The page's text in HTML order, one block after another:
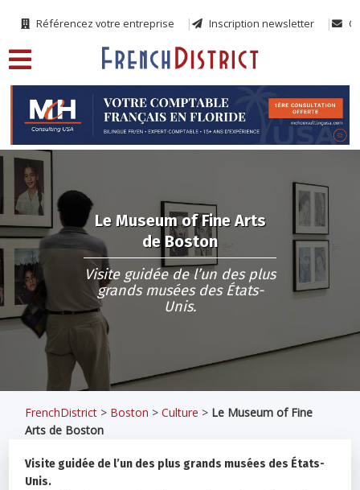
Référencez votre entreprise Inscription newsletter
Le Museum of Fine Arts
de Boston
Visite guidée de l’un des plus
grands musées des États-
Unis.
FrenchDistrict > Boston >Culture > Le Museum of Fine
Arts de Boston
Visite guidée de l’un des plus grands musées des États-
Unis.